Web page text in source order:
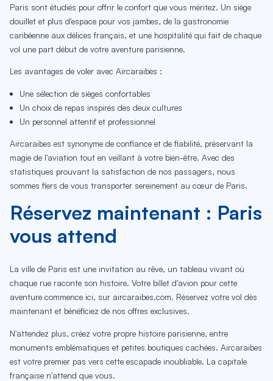
Paris sont étudiés pour offrir le confort que vous méritez. Un siège
douillet et plus d'espace pour vos jambes, de la gastronomie
caribéenne aux délices français, et une hospitalité qui fait de chaque
vol une part début de votre aventure parisienne.
Les avantages de voler avec Aircaraibes :
Une sélection de sièges confortables
Un choix de repas inspirés des deux cultures
Un personnel attentif et professionnel
Aircaraibes est synonyme de confiance et de fiabilité, préservant la
magie de l'aviation tout en veillant à votre bien-être. Avec des
statistiques prouvant la satisfaction de nos passagers, nous
sommes fiers de vous transporter sereinement au cœur de Paris.
Réservez maintenant : Paris
vous attend
La ville de Paris est une invitation au rêve, un tableau vivant où
chaque rue raconte son histoire. Votre billet d'avion pour cette
aventure commence ici, sur aircaraibes.com. Réservez votre vol dès
maintenant et bénéficiez de nos offres exclusives.
N'attendez plus, créez votre propre histoire parisienne, entre
monuments emblématiques et petites boutiques cachées. Aircaraibes
est votre premier pas vers cette escapade inoubliable. La capitale
française n'attend que vous.